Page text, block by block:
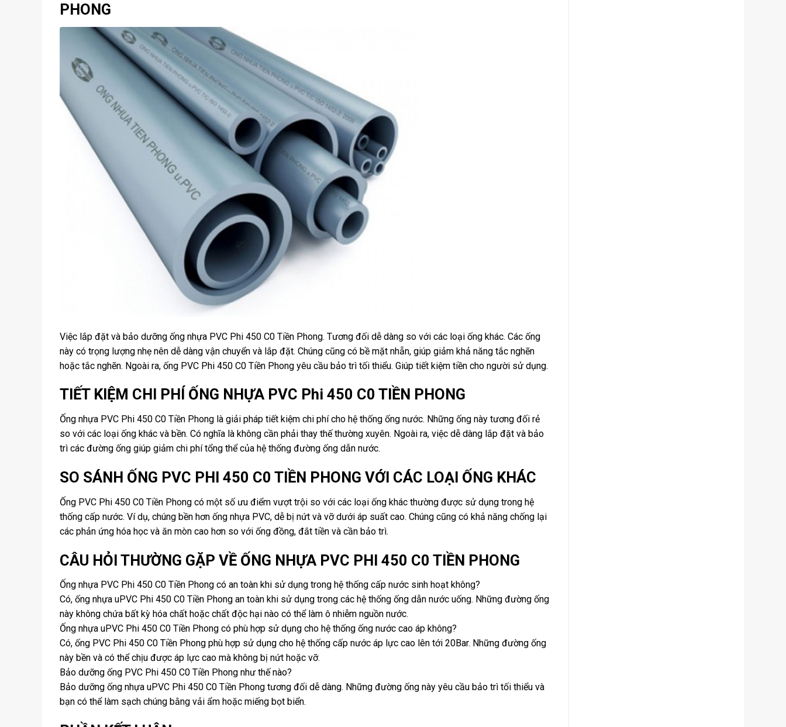
PHONG
Việc lắp đặt và bảo dưỡng ống nhựa PVC Phi 450 C0 Tiền Phong. Tương đối dễ dàng so với các loại ống khác. Các ống
này có trọng lượng nhẹ nên dễ dàng vận chuyển và lắp đặt. Chúng cũng có bề mặt nhẵn, giúp giảm khả năng tắc nghẽn
hoặc tắc nghẽn. Ngoài ra, ống PVC Phi 450 C0 Tiền Phong yêu cầu bảo trì tối thiểu. Giúp tiết kiệm tiền cho người sử dụng.
TIẾT KIỆM CHI PHÍ ỐNG NHỰA PVC Phi 450 C0 TIỀN PHONG
Ống nhựa PVC Phi 450 C0 Tiền Phong là giải pháp tiết kiệm chi phí cho hệ thống ống nước. Những ống này tương đối rẻ
so với các loại ống khác và bền. Có nghĩa là không cần phải thay thế thường xuyên. Ngoài ra, việc dễ dàng lắp đặt và bảo
trì các đường ống giúp giảm chi phí tổng thể của hệ thống đường ống dẫn nước.
SO SÁNH ỐNG PVC PHI 450 C0 TIỀN PHONG VỚI CÁC LOẠI ỐNG KHÁC
Ống PVC Phi 450 C0 Tiền Phong có một số ưu điểm vượt trội so với các loại ống khác thường được sử dụng trong hệ
thống cấp nước. Ví dụ, chúng bền hơn ống nhựa PVC, dễ bị nứt và vỡ dưới áp suất cao. Chúng cũng có khả năng chống lại
các phản ứng hóa học và ăn mòn cao hơn so với ống đồng, đắt tiền và cần bảo trì.
CÂU HỎI THƯỜNG GẶP VỀ ỐNG NHỰA PVC PHI 450 C0 TIỀN PHONG
Ống nhựa PVC Phi 450 C0 Tiền Phong có an toàn khi sử dụng trong hệ thống cấp nước sinh hoạt không?
Có, ống nhựa uPVC Phi 450 C0 Tiền Phong an toàn khi sử dụng trong các hệ thống ống dẫn nước uống. Những đường ống
này không chứa bất kỳ hóa chất hoặc chất độc hại nào có thể làm ô nhiễm nguồn nước.
Ống nhựa uPVC Phi 450 C0 Tiền Phong có phù hợp sử dụng cho hệ thống ống nước cao áp không?
Có, ống PVC Phi 450 C0 Tiền Phong phù hợp sử dụng cho hệ thống cấp nước áp lực cao lên tới 20Bar. Những đường ống
này bền và có thể chịu được áp lực cao mà không bị nứt hoặc vỡ.
Bảo dưỡng ống PVC Phi 450 C0 Tiền Phong như thế nào?
Bảo dưỡng ống nhựa uPVC Phi 450 C0 Tiền Phong tương đối dễ dàng. Những đường ống này yêu cầu bảo trì tối thiểu và
bạn có thể làm sạch chúng bằng vải ẩm hoặc miếng bọt biển.